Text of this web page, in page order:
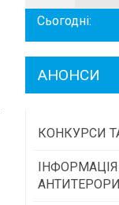
Сьогодні:
АНОНСИ
КОНКУРСИ
Конкурс